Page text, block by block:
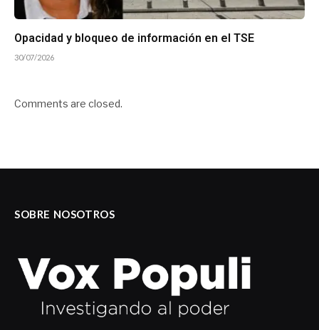
Opacidad y bloqueo de información en el TSE
30/07/2026
Comments are closed.
SOBRE NOSOTROS